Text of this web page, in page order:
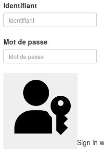
Identifiant
Mot de passe
Sign in